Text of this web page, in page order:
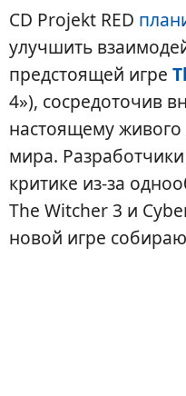
CD Projekt RED
улучшить
предстоящей игре
4»), сосредоточив
настоящему
мира.
критике из-за
The Witcher 3 и
новой игре